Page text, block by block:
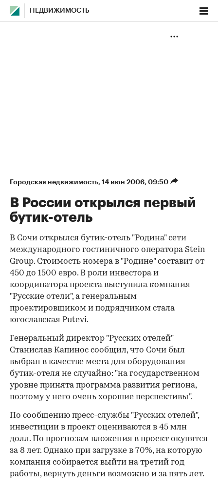
НЕДВИЖИМОСТЬ
Городская недвижимость⁠, 14 июн 2006, 09:50
В России открылся первый
бутик-отель
В Сочи открылся бутик-отель "Родина" сети
международного гостиничного оператора Stein
Group. Стоимость номера в "Родине" составит от
450 до 1500 евро. В роли инвестора и
координатора проекта выступила компания
"Русские отели", а генеральным
проектировщиком и подрядчиком стала
югославская Putevi.
Генеральный директор "Русских отелей"
Станислав Капинос сообщил, что Сочи был
выбран в качестве места для оборудования
бутик-отеля не случайно: "на государственном
уровне принята программа развития региона,
поэтому у него очень хорошие перспективы".
По сообщению пресс-службы "Русских отелей",
инвестиции в проект оцениваются в 45 млн
долл. По прогнозам вложения в проект окупятся
за 8 лет. Однако при загрузке в 70%, на которую
компания собирается выйти на третий год
работы, вернуть деньги возможно и за пять лет.